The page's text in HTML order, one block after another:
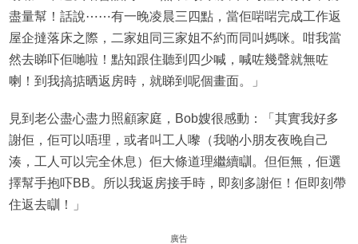
盡量幫！話說⋯⋯有一晚凌晨三四點，當佢啱啱完成工作返
屋企撻落床之際，二家姐同三家姐不約而同叫媽咪。咁我當
然去睇吓佢哋啦！點知跟住聽到四少喊，喊咗幾聲就無咗
喇！到我搞掂晒返房時，就睇到呢個畫面。」
見到老公盡心盡力照顧家庭，Bob嫂很感動：「其實我好多
謝佢，佢可以唔理，或者叫工人嚟（我啲小朋友夜晚自己
湊，工人可以完全休息）佢大條道理繼續瞓。但佢無，佢選
擇幫手抱吓BB。所以我返房接手時，即刻多謝佢！佢即刻帶
住返去瞓！」
廣告